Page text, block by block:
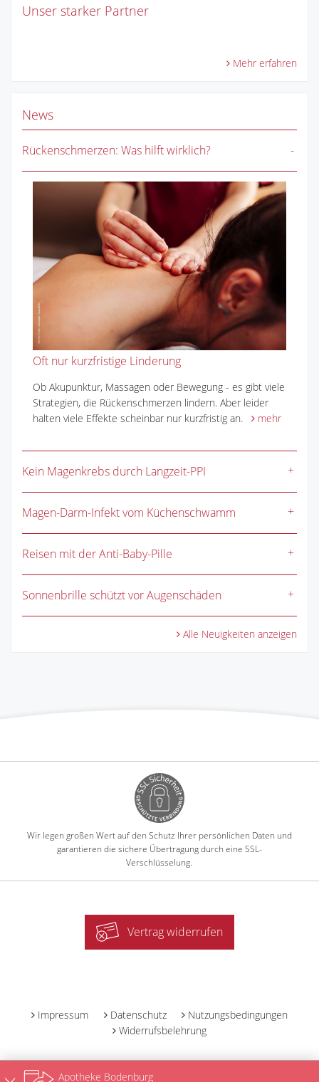
Unser starker Partner
Mehr erfahren
News
Rückenschmerzen: Was hilft wirklich?
Oft nur kurzfristige Linderung
Ob Akupunktur, Massagen oder Bewegung - es gibt viele
Strategien, die Rückenschmerzen lindern. Aber leider
halten viele Effekte scheinbar nur kurzfristig an.
mehr
Kein Magenkrebs durch Langzeit-PPI
Magen-Darm-Infekt vom Küchenschwamm
Reisen mit der Anti-Baby-Pille
Sonnenbrille schützt vor Augenschäden
Alle Neuigkeiten anzeigen
Wir legen großen Wert auf den Schutz Ihrer persönlichen Daten und
garantieren die sichere Übertragung durch eine SSL-
Verschlüsselung.
Vertrag widerrufen
Impressum Datenschutz
Nutzungsbedingungen
Widerrufsbelehrung
Apotheke Bodenburg